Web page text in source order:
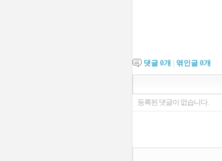
댓글 0개 엮인글 0개